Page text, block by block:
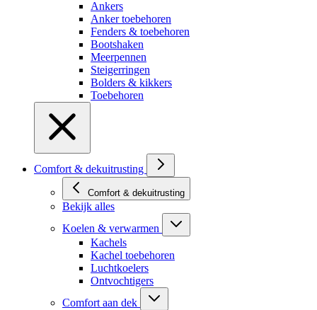
Ankers
Anker toebehoren
Fenders & toebehoren
Bootshaken
Meerpennen
Steigerringen
Bolders & kikkers
Toebehoren
Comfort & dekuitrusting
Comfort & dekuitrusting
Bekijk alles
Koelen & verwarmen
Kachels
Kachel toebehoren
Luchtkoelers
Ontvochtigers
Comfort aan dek